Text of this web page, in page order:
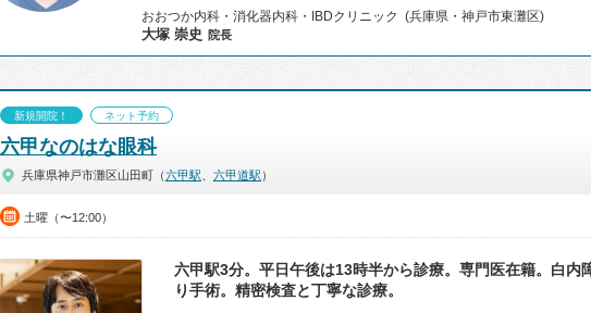
おおつか内科・消化器内科・IBDクリニック (兵庫県・神戸市東灘区)
大塚 崇史 院長
新規開院！ ネット予約
六甲なのはな眼科
兵庫県神戸市灘区山田町（六甲駅 六甲道駅 ）
土曜（〜12:00）
六甲駅3分。平日午後は13時半から診療。専門医在籍。白内
り手術。精密検査と丁寧な診療。